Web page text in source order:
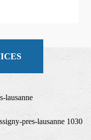
lausanne
pres-lausanne 1030